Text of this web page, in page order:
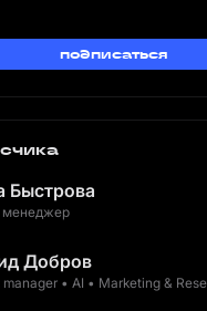
подписаться
Быстрова
менеджер
Добров
• AI • Marketing &